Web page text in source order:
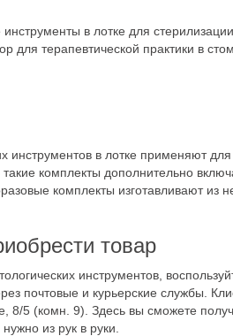
в лотке для
для терапевтической практики в
инструментов в лотке применяют
комплекты дополнительно
комплекты изготавливают из
товар
инструментов,
почтовые и курьерские службы.
8/5 (комн. 9). Здесь вы сможете
из рук в руки.